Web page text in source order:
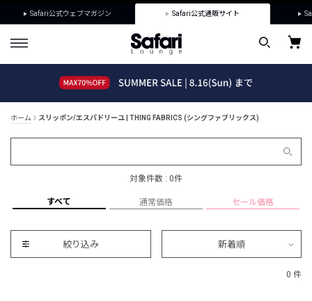
Safari公式ウェブマガジン Safari公式通販サイト
ホーム スリッポン/エスパドリーユ | THING FABRICS (シングファブリックス)
対象件数 : 0件
すべて 通常価格 セール価格
絞り込み 新着順
0 件